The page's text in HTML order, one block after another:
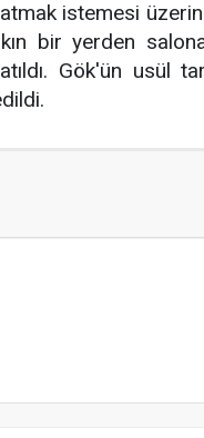
istemesi
bir yerden
Gök'ün usül